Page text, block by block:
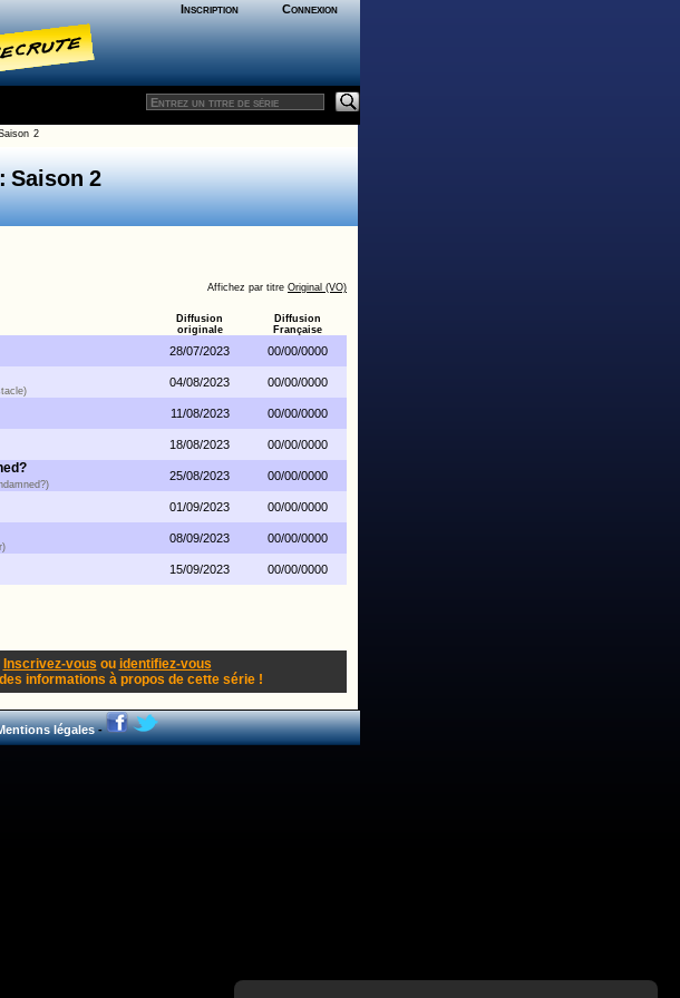
Inscription Connexion
2
Saison 2
Affichez par titre Original (VO)
Diffusion
originale
Diffusion
Française
28/07/2023
00/00/0000
04/08/2023
00/00/0000
11/08/2023
00/00/0000
18/08/2023
00/00/0000
25/08/2023
00/00/0000
01/09/2023
00/00/0000
08/09/2023
00/00/0000
15/09/2023 00/00/0000
Inscrivez-vous ou identifiez-vous
informations à propos de cette série !
légales-